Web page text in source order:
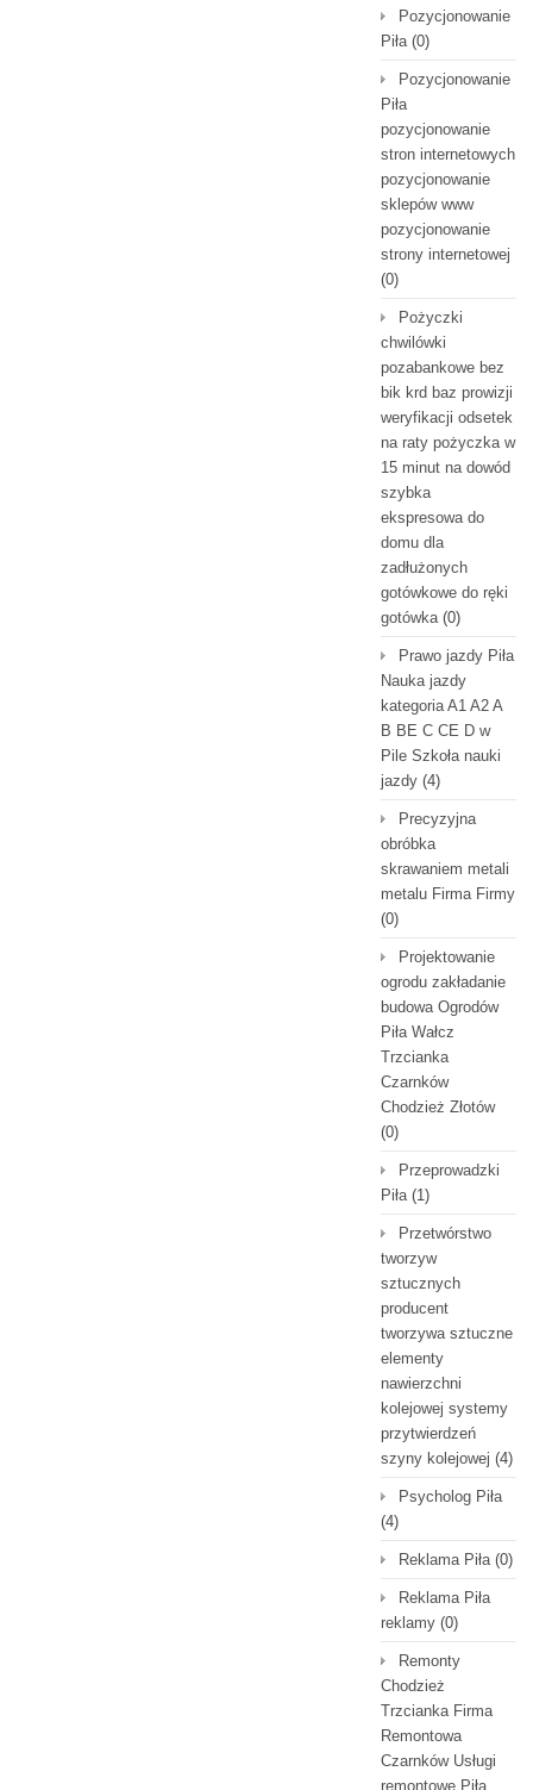
Pozycjonowanie
Piła(0)
Pozycjonowanie
Piła
pozycjonowanie
stron internetowych
pozycjonowanie
sklepów www
pozycjonowanie
strony internetowej
(0)
Pożyczki
chwilówki
pozabankowe bez
bik krd baz prowizji
weryfikacji odsetek
na raty pożyczka w
15 minut na dowód
szybka
ekspresowa do
domu dla
zadłużonych
gotówkowe do ręki
gotówka(0)
Prawo jazdy Piła
Nauka jazdy
kategoria A1 A2 A
B BE C CE D‎ w
Pile Szkoła nauki
jazdy (4)
Precyzyjna
obróbka
skrawaniem metali
metalu Firma Firmy
(0)
Projektowanie
ogrodu zakładanie
budowa Ogrodów
Piła Wałcz
Trzcianka
Czarnków
Chodzież Złotów
(0)
Przeprowadzki
Piła(1)
Przetwórstwo
tworzyw
sztucznych
producent
tworzywa sztuczne
elementy
nawierzchni
kolejowej systemy
przytwierdzeń
szyny kolejowej (4)
Psycholog Piła
(4)
Reklama Piła(0)
Reklama Piła
reklamy (0)
Remonty
Chodzież
Trzcianka Firma
Remontowa
Czarnków Usługi
remontowe Piła